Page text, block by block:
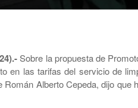
Sobre la propuesta de
en las tarifas del servicio de
Román Alberto Cepeda, dijo que